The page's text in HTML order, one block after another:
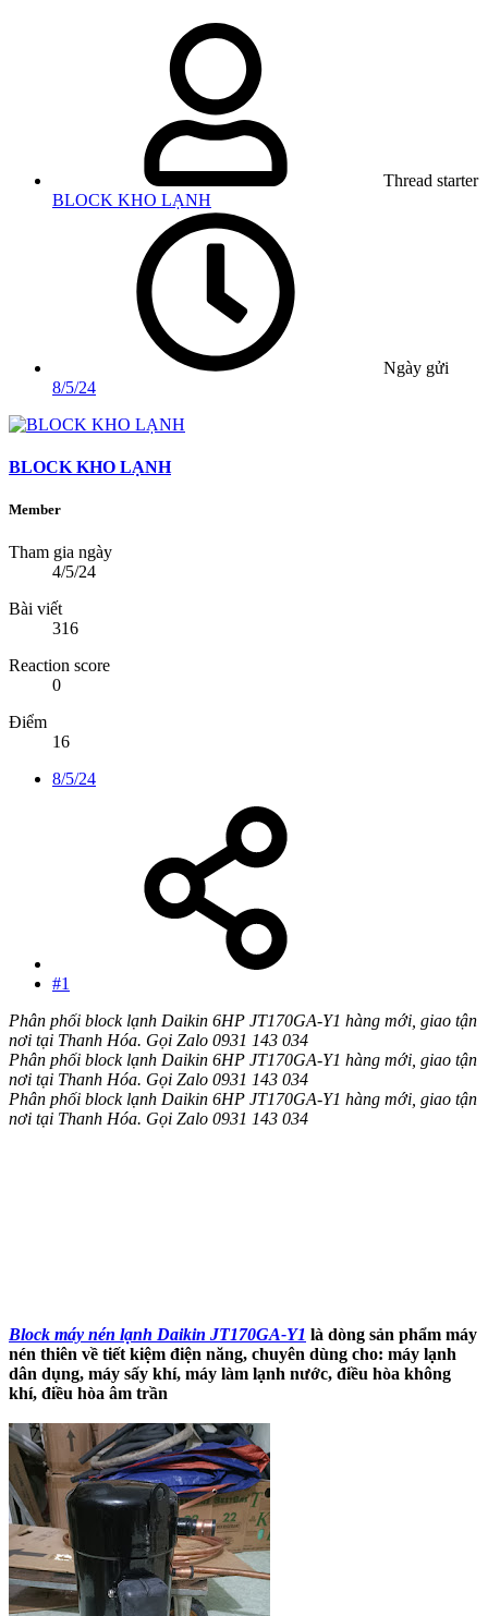
Thread starter
BLOCK KHO LẠNH
Ngày gửi
8/5/24
BLOCK KHO LẠNH
Member
Tham gia ngày
4/5/24
Bài viết
316
Reaction score
0
Điểm
16
8/5/24
#1
Phân phối block lạnh Daikin 6HP JT170GA-Y1 hàng mới, giao tận
nơi tại Thanh Hóa. Gọi Zalo 0931 143 034
Phân phối block lạnh Daikin 6HP JT170GA-Y1 hàng mới, giao tận
nơi tại Thanh Hóa. Gọi Zalo 0931 143 034
Phân phối block lạnh Daikin 6HP JT170GA-Y1 hàng mới, giao tận
nơi tại Thanh Hóa. Gọi Zalo 0931 143 034
Block máy nén lạnh Daikin JT170GA-Y1 là dòng sản phẩm máy
nén thiên về tiết kiệm điện năng, chuyên dùng cho: máy lạnh
dân dụng, máy sấy khí, máy làm lạnh nước, điều hòa không
khí, điều hòa âm trần